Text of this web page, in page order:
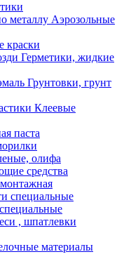
Аэрозольные
краски
Герметики, жидкие
Грунтовки, грунт
Клеевые
паста
олифа
средства
, шпатлевки
материалы